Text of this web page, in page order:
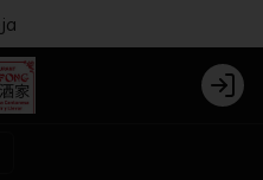
Login